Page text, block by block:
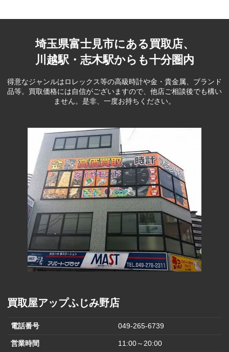
埼玉県富士見市にある買取店、
川越駅・志木駅からも十分圏内
得意なジャンルはロレックス等の高級時計や金・貴金属、ブランド
品等。 買取価格には自信がございますので、他店ご相談後でも構い
ません。是非、一度お持ちください。
買取屋アップふじみ野店
電話番号 049-265-6739
営業時間 11:00～20:00